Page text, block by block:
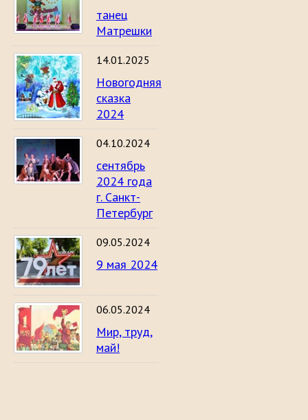
танец
Матрешки
14.01.2025
Новогодняя
сказка
2024
04.10.2024
сентябрь
2024 года
г. Санкт-
Петербург
09.05.2024
9 мая 2024
06.05.2024
Мир, труд,
май!